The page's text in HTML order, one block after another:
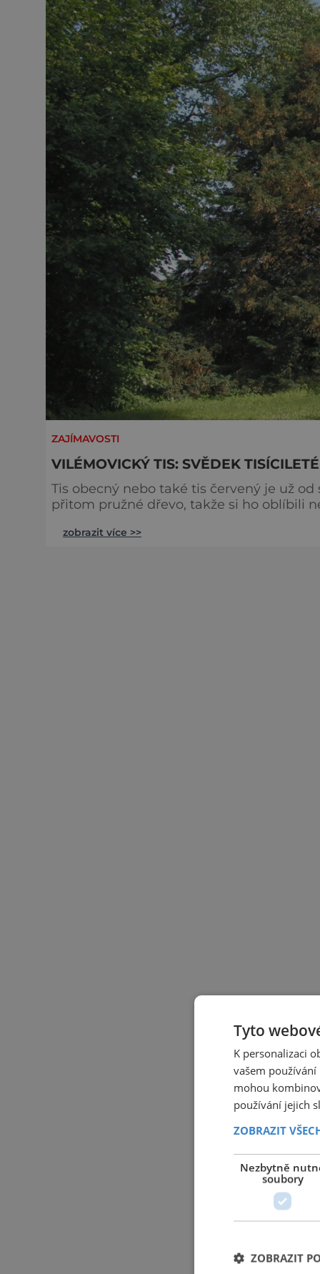
ZAJÍMAVOSTI
VILÉMOVICKÝ TIS: SVĚDEK
Tis obecný nebo také tis červený je už
přitom pružné dřevo, takže si ho oblíbili
štěstí přece jen máme. Zámek ve
zobrazit více >>
Tyto
K personalizaci
vašem
mohou
používání jejich
ZOBRAZIT
Nezbytně
soubory
ZOBRAZIT